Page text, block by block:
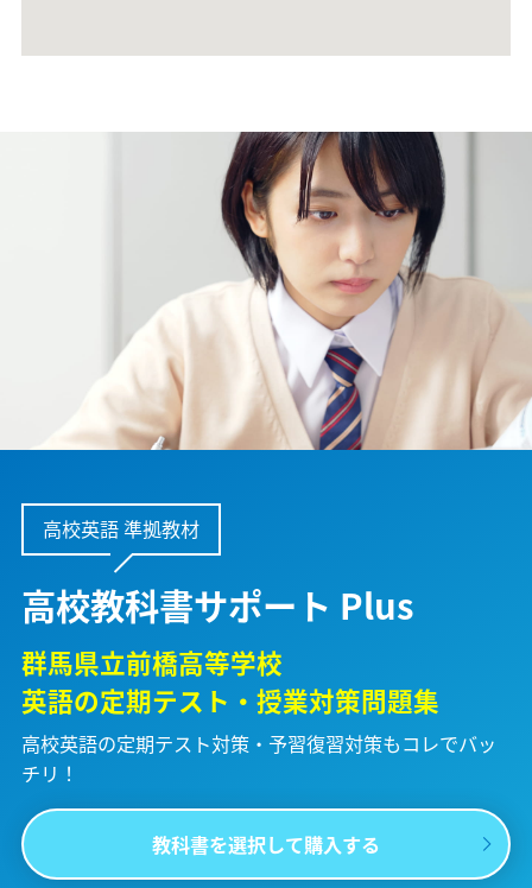
高校英語 準拠教材
高校教科書サポート Plus
群馬県立前橋高等学校
英語の定期テスト・授業対策問題集
高校英語の定期テスト対策・予習復習対策もコレでバッ
チリ！
教科書を選択して購入する